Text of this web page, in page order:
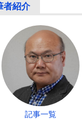
記事一覧